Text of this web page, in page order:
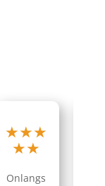
★★★
★★
Onlangs